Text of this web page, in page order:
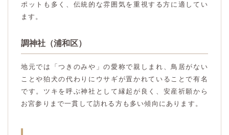
ポットも多く、伝統的な雰囲気を重視する方に適してい
ます。
調神社（浦和区）
地元では「つきのみや」の愛称で親しまれ、鳥居がない
ことや狛犬の代わりにウサギが置かれていることで有名
です。ツキを呼ぶ神社として縁起が良く、安産祈願から
お宮参りまで一貫して訪れる方も多い傾向にあります。